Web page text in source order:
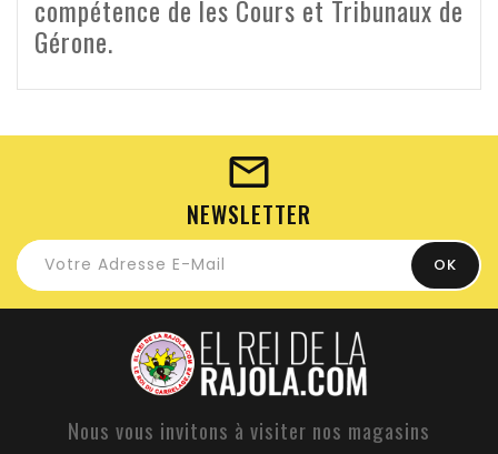
compétence de les Cours et Tribunaux de
Gérone.
NEWSLETTER
Nous vous invitons à visiter nos magasins